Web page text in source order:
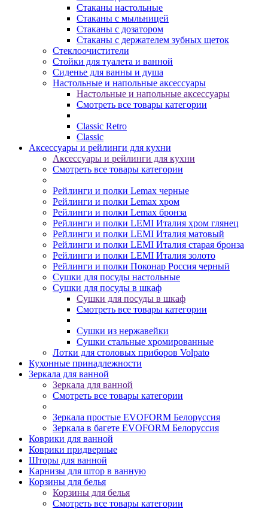
Стаканы настольные
Стаканы с мыльницей
Стаканы с дозатором
Стаканы с держателем зубных щеток
Стеклоочистители
Стойки для туалета и ванной
Сиденье для ванны и душа
Настольные и напольные аксессуары
Настольные и напольные аксессуары
Смотреть все товары категории
Classic Retro
Classic
Аксессуары и рейлинги для кухни
Аксессуары и рейлинги для кухни
Смотреть все товары категории
Рейлинги и полки Lemax черные
Рейлинги и полки Lemax хром
Рейлинги и полки Lemax бронза
Рейлинги и полки LEMI Италия хром глянец
Рейлинги и полки LEMI Италия матовый
Рейлинги и полки LEMI Италия старая бронза
Рейлинги и полки LEMI Италия золото
Рейлинги и полки Поконар Россия черный
Сушки для посуды настольные
Сушки для посуды в шкаф
Сушки для посуды в шкаф
Смотреть все товары категории
Сушки из нержавейки
Сушки стальные хромированные
Лотки для столовых приборов Volpato
Кухонные принадлежности
Зеркала для ванной
Зеркала для ванной
Смотреть все товары категории
Зеркала простые EVOFORM Белоруссия
Зеркала в багете EVOFORM Белоруссия
Коврики для ванной
Коврики придверные
Шторы для ванной
Карнизы для штор в ванную
Корзины для белья
Корзины для белья
Смотреть все товары категории